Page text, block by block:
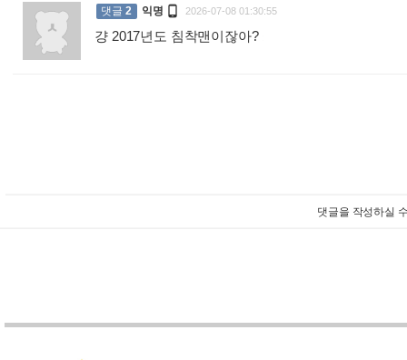
댓글 2 익명  2026-07-08 01:30:55
걍 2017년도 침착맨이잖아?
댓글을 작성하실